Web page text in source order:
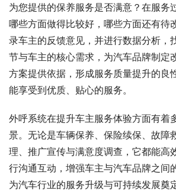
为您提供的保养服务是否满意？在服务
哪些方面做得比较好，哪些方面还有待
录车主的反馈意见，并进行数据分析，
节与车主的核心需求，为汽车品牌制定
方案提供依据，形成服务质量提升的良
能享受到优质、贴心的服务。
外呼系统在提升车主服务体验方面有着
景。无论是车辆保养、保险续保、故障
理、推广宣传与满意度调查，它都能高
行沟通互动，增强车主与汽车品牌之间
为汽车行业的服务升级与可持续发展奠